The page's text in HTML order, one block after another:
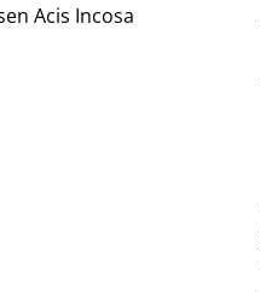
Acis Incosa